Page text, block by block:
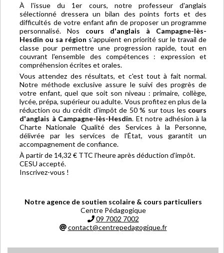
À l'issue du 1er cours, notre professeur d'anglais
sélectionné dressera un bilan des points forts et des
difficultés de votre enfant afin de proposer un programme
personnalisé. Nos cours d'anglais à Campagne-lès-
Hesdin ou sa région s'appuient en priorité sur le travail de
classe pour permettre une progression rapide, tout en
couvrant l'ensemble des compétences : expression et
compréhension écrites et orales.
Vous attendez des résultats, et c'est tout à fait normal.
Notre méthode exclusive assure le suivi des progrès de
votre enfant, quel que soit son niveau : primaire, collège,
lycée, prépa, supérieur ou adulte. Vous profitez en plus de la
réduction ou du crédit d'impôt de 50 % sur tous les cours
d'anglais à Campagne-lès-Hesdin. Et notre adhésion à la
Charte Nationale Qualité des Services à la Personne,
délivrée par les services de l'État, vous garantit un
accompagnement de confiance.
À partir de 14,32 € TTC l'heure après déduction d'impôt.
CESU accepté.
Inscrivez-vous !
Notre agence de soutien scolaire & cours particuliers
Centre Pédagogique
09 7002 7002
contact@centrepedagogique.fr